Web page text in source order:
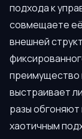
подхода к
совмещаете
внешней
преимущество
выстраивает
разы обгоняют
хаотичным